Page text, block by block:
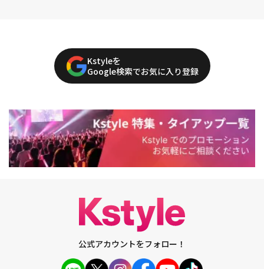
Kstyleを
Google検索でお気に入り登録
公式アカウントをフォロー！